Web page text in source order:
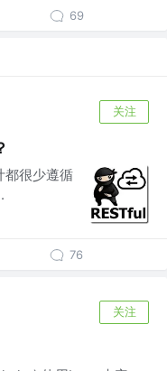
69
关注
都很少遵循
76
关注